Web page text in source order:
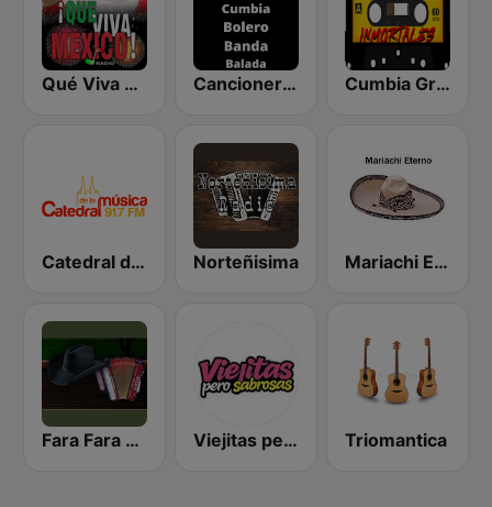
Qué Viva México Radio Cancionero Mexicano Radio Cumbia Gruperas exitos inmortales Radio
Catedral de la Música Norteñisima Mariachi Eterno
Fara Fara Radio Viejitas pero Sabrosas Radio Triomantica